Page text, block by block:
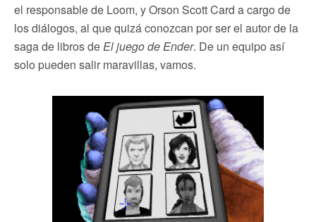
el responsable de Loom, y Orson Scott Card a cargo de
los diálogos, al que quizá conozcan por ser el autor de la
saga de libros de El juego de Ender. De un equipo así
solo pueden salir maravillas, vamos.